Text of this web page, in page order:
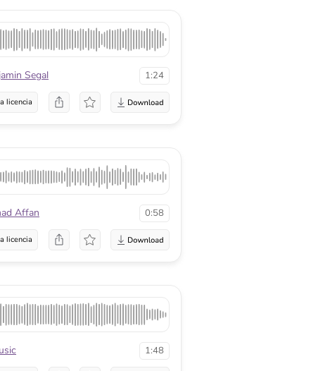
Segal 1:24
licencia
Affan 0:58
licencia
1:48